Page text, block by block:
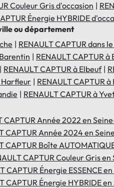
Couleur Gris d'occasion
Énergie HYBRIDE
ou département
RENAULT CAPTUR dans
RENAULT CAPTUR
RENAULT CAPTUR à Elbeuf
Harfleur RENAULT CAPTUR
RENAULT CAPTUR à
CAPTUR Année 2022 en
CAPTUR Année 2024 en
CAPTUR Boîte
CAPTUR Couleur Gris
CAPTUR Énergie ESSENCE
CAPTUR Énergie HYBRIDE